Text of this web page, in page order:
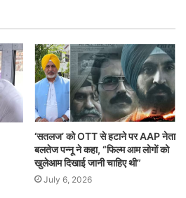
‘सतलज’ को OTT से हटाने पर AAP नेता
बलतेज पन्नू ने कहा, “फिल्म आम लोगों को
खुलेआम दिखाई जानी चाहिए थी”
July 6, 2026